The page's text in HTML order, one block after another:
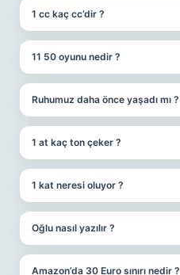
1 cc kaç cc’dir ?
11 50 oyunu nedir ?
Ruhumuz daha önce yaşadı mı ?
1 at kaç ton çeker ?
1 kat neresi oluyor ?
Oğlu nasıl yazılır ?
Amazon’da 30 Euro sınırı nedir ?